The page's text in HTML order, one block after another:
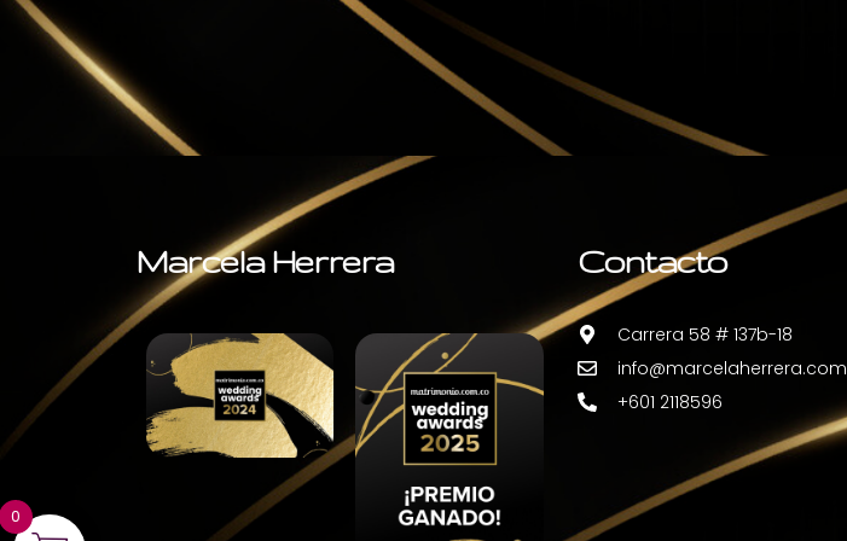
Marcela Herrera Contacto
Carrera 58 # 137b-18
info@marcelaherrera.com
+601 2118596
0